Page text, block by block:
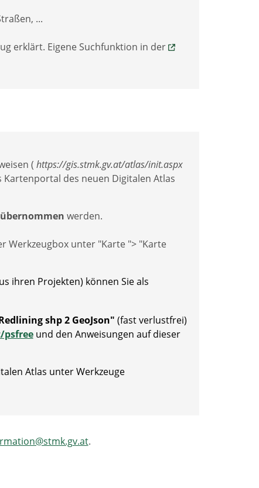
...
erklärt. Eigene Suchfunktion in der
( https://gis.stmk.gv.at/atlas/init.aspx
des neuen Digitalen Atlas
übernommen werden.
Werkzeugbox unter "Karte "> "Karte
ihren Projekten) können Sie als
shp 2 GeoJson" (fast verlustfrei)
und den Anweisungen auf dieser
Atlas unter Werkzeuge
.